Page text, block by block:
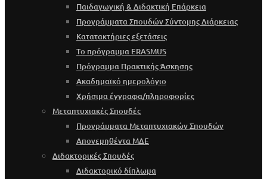
Παιδαγωγική & Διδακτική Επάρκεια
Προγράμματα Σπουδών Σύντομης Διάρκειας
Κατατακτήριες εξετάσεις
Το πρόγραμμα ERASMUS
Πρόγραμμα Πρακτικής Άσκησης
Ακαδημαϊκό ημερολόγιο
Χρήσιμα έγγραφα/πληροφορίες
Μεταπτυχιακές Σπουδές
Προγράμματα Μεταπτυχιακών Σπουδών
Απονεμηθέντα ΜΔΕ
Διδακτορικές Σπουδές
Διδακτορικό δίπλωμα